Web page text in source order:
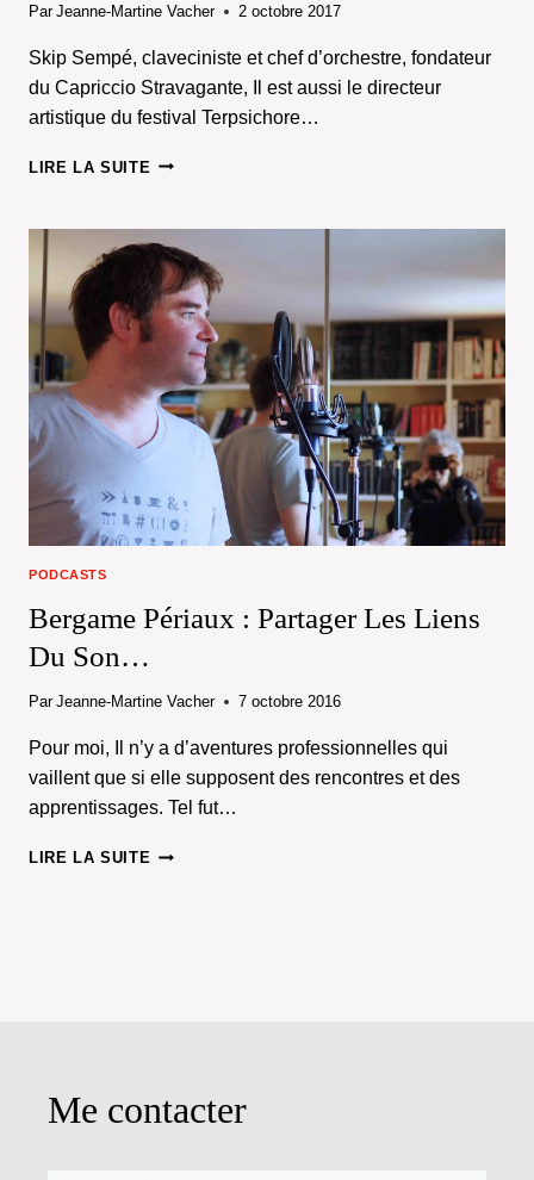
Par Jeanne-Martine Vacher 2 octobre 2017
Skip Sempé, claveciniste et chef d’orchestre, fondateur
du Capriccio Stravagante, Il est aussi le directeur
artistique du festival Terpsichore…
LIRE LA SUITE SKIP
CLAVECIN
NOMMÉ
DÉSIR
PODCASTS
Bergame Périaux : Partager Les Liens
Du Son…
Par Jeanne-Martine Vacher 7 octobre 2016
Pour moi, Il n’y a d’aventures professionnelles qui
vaillent que si elle supposent des rencontres et des
apprentissages. Tel fut…
LIRE LA SUITE BERGAME
Me contacter